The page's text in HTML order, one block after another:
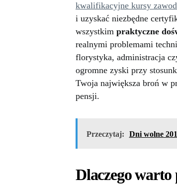
kwalifikacyjne kursy
i uzyskać niezbędne
wszystkim praktyczne
realnymi problemami
florystyka, administracja
ogromne zyski przy
Twoja największa broń w
pensji.
Przeczytaj: Dni wolne
Dlaczego warto